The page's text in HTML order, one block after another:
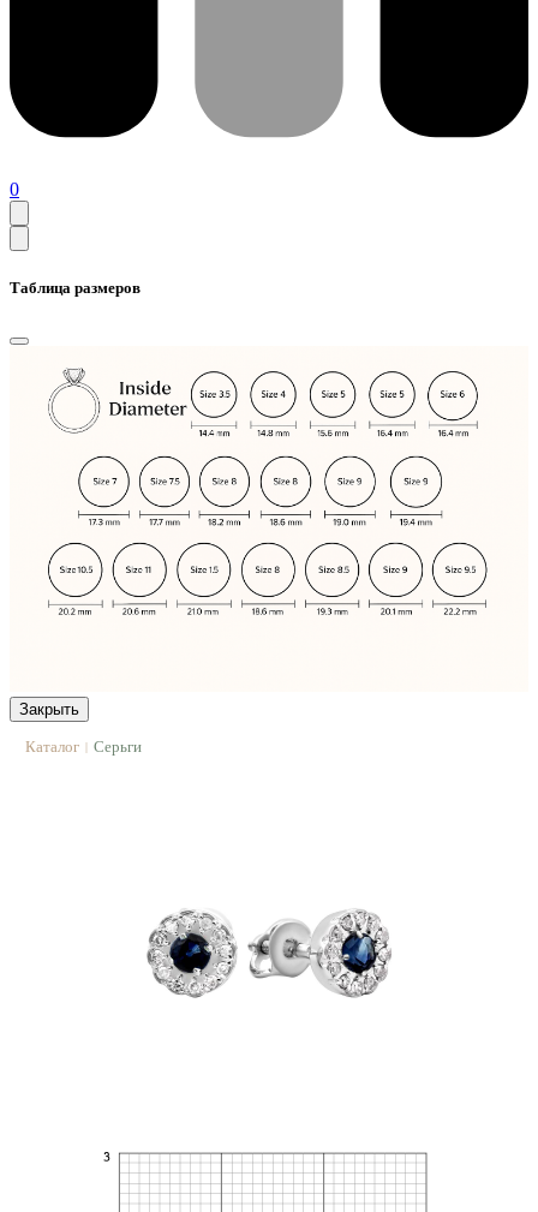
0
Таблица размеров
Закрыть
Каталог | Серьги